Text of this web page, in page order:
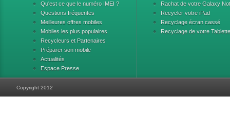
Qu'est ce que le numéro IMEI ?
Questions fréquentes
Meilleures offres mobiles
Mobiles les plus populaires
Recycleurs et Partenaires
Préparer son mobile
Actualités
Espace Presse
Rachat de votre Galaxy
Recycler votre iPad
Recyclage écran cassé
Recyclage de votre Tablette
Copyright 2012